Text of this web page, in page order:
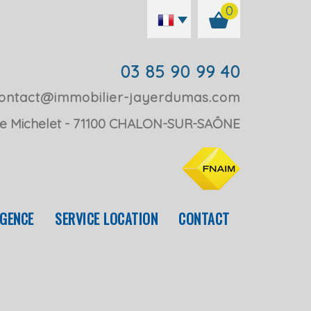
0
03 85 90 99 40
jayerdumas.com
Michelet
71100 CHALON-SUR-SAÔNE
SERVICE LOCATION CONTACT